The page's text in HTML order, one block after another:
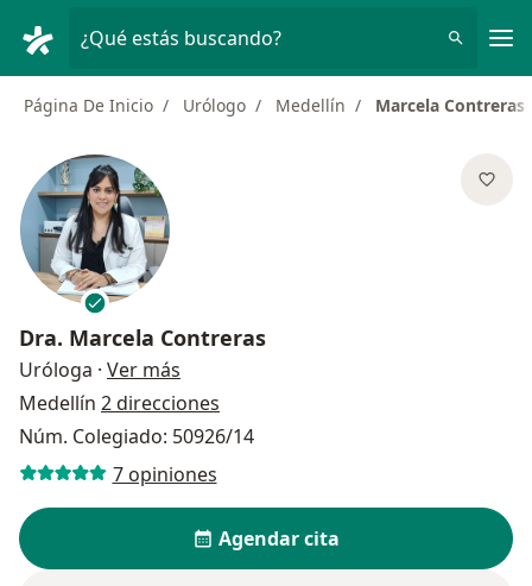
¿Qué estás buscando?
Página De Inicio Urólogo Medellín Marcela Contreras
Dra. Marcela Contreras
Uróloga · Ver más
Medellín 2 direcciones
Núm. Colegiado: 50926/14
7 opiniones
Agendar cita